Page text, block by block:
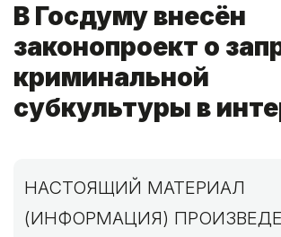
В Госдуму внесён
законопроект о
криминальной
субкультуры в
НАСТОЯЩИЙ МАТЕРИАЛ
(ИНФОРМАЦИЯ)